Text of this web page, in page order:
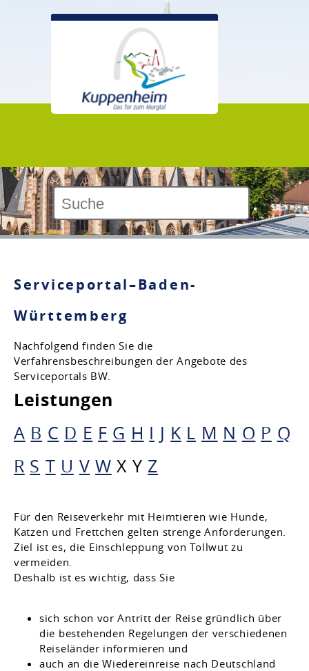
Serviceportal–Baden-
Württemberg
Nachfolgend finden Sie die
Verfahrensbeschreibungen der Angebote des
Serviceportals BW.
Leistungen
A B C D E F G H I J K L M N O P Q
R S T U V W X Y Z
Für den Reiseverkehr mit Heimtieren wie Hunde,
Katzen und Frettchen gelten strenge Anforderungen.
Ziel ist es, die Einschleppung von Tollwut zu
vermeiden.
Deshalb ist es wichtig, dass Sie
sich schon vor Antritt der Reise gründlich über
die bestehenden Regelungen der verschiedenen
Reiseländer informieren und
auch an die Wiedereinreise nach Deutschland